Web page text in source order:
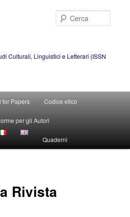
Culturali, Linguistici e Letterari (ISSN
for Papers Codice etico
per gli Autori
Quaderni
Rivista